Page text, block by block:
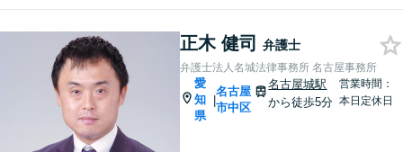
正木 健司 弁護士
弁護士法人名城法律事務所 名古屋事務所
愛
知
県
|
名古屋
市中区
名古屋城駅
から徒歩5分
営業時間：
本日定休日